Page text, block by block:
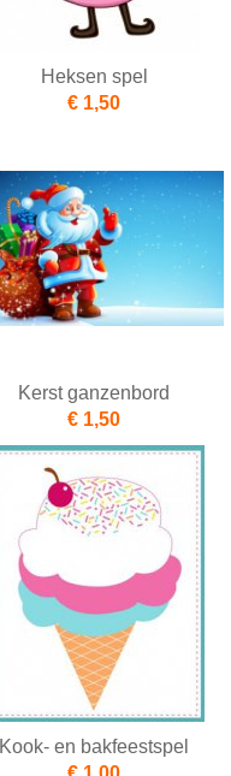
Heksen spel
€ 1,50
Kerst ganzenbord
€ 1,50
Kook- en bakfeestspel